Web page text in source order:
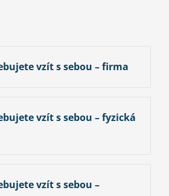
vzít s sebou – firma
vzít s sebou – fyzická
vzít s sebou –